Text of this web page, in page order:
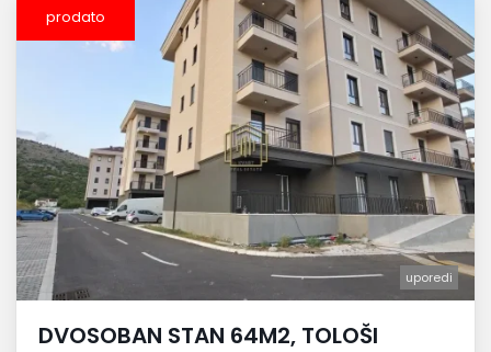
prodato
uporedi
DVOSOBAN STAN 64M2, TOLOŠI